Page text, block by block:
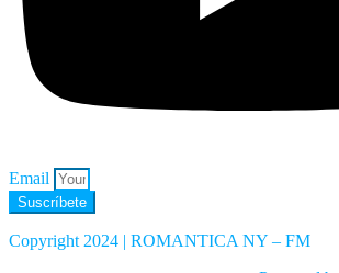
Email
Suscríbete
Copyright 2024 | ROMANTICA NY – FM